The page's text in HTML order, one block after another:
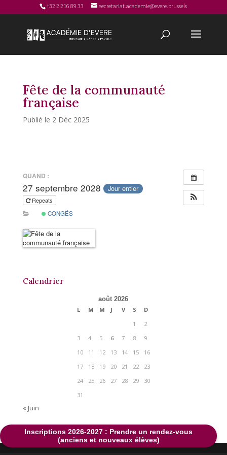
Inscriptions 2026-2027 : Prendre un rendez-vous
(anciens et nouveaux élèves)
+32 2 216 89 33 secretariat.academie@evere.brussels
Fête de la communauté
française
2 Déc 2025
QUAND :
27 septembre 2028 Jour entier
Repeats
CONGÉS
Calendrier
août 2026
L
M M J V S
D
1
2
3
4 5 6 7 8
9
10
11 12 13 14 15
16
17
18 19 20 21 22
23
24
25 26 27 28 29
30
31
« Juin